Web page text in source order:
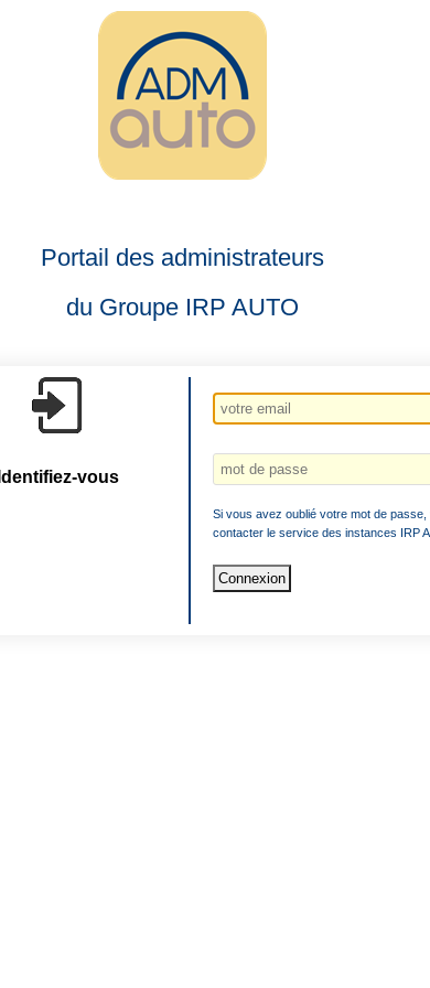
Portail des administrateurs
du Groupe IRP AUTO
Identifiez-vous
Si vous avez oublié votre mot de passe,
contacter le service des instances IRP